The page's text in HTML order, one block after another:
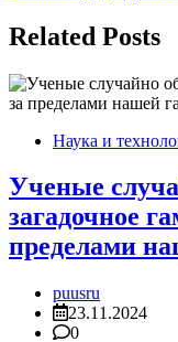
Related Posts
Наука и
Ученые
загадочное
пределами
puusru
23.11.2024
0